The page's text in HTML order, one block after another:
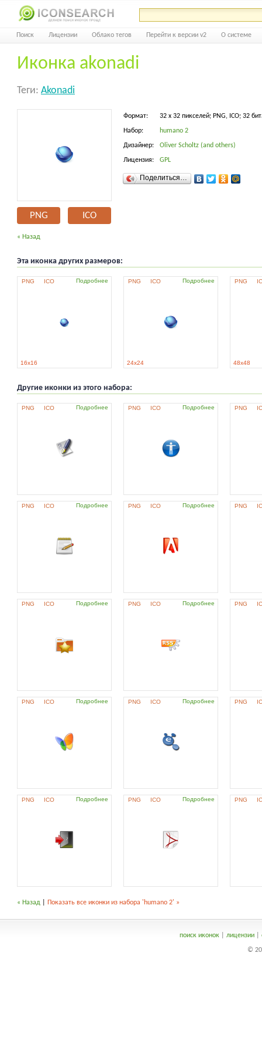
Поиск Лицензии Облако тегов Перейти к версии v2 О системе
Иконка akonadi
Теги: Akonadi
PNG ICO
Формат: 32 x 32 пикселей; PNG, ICO; 32
Набор: humano 2
Дизайнер: Oliver Scholtz (and others)
Лицензия: GPL
Поделиться…
« Назад
Эта иконка других размеров:
PNG ICO Подробнее
16x16
PNG ICO Подробнее
24x24
PNG
48x48
Другие иконки из этого набора:
PNG ICO Подробнее PNG ICO Подробнее PNG
PNG ICO Подробнее PNG ICO Подробнее PNG
PNG ICO Подробнее PNG ICO Подробнее PNG
PNG ICO Подробнее PNG ICO Подробнее PNG
PNG ICO Подробнее PNG ICO Подробнее PNG
« Назад Показать все иконки из набора 'humano 2' »
поиск иконок| лицензии|
©